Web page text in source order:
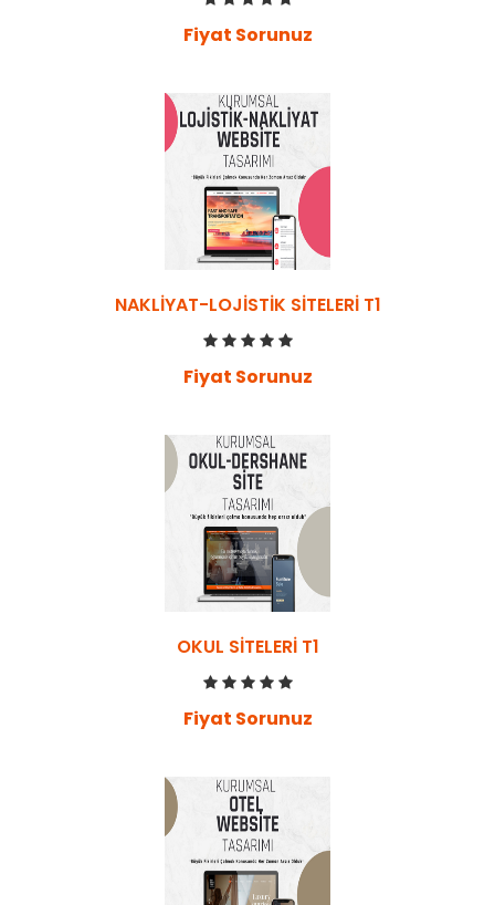
Fiyat Sorunuz
NAKLIYAT-LOJISTIK SITELERI T1
Fiyat Sorunuz
OKUL SITELERI T1
Fiyat Sorunuz